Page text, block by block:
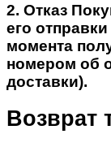
2. Отказ
его
момента
номером об
доставки).
Возврат